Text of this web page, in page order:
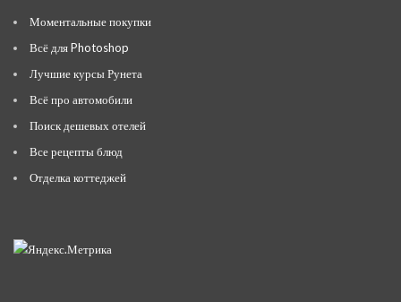
Моментальные покупки
Всё для Photoshop
Лучшие курсы Рунета
Всё про автомобили
Поиск дешевых отелей
Все рецепты блюд
Отделка коттеджей